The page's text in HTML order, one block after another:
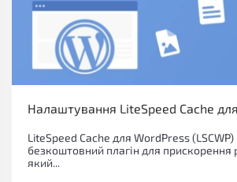
Налаштування LiteSpeed Cache
LiteSpeed Cache для WordPress (LSCWP)
безкоштовний плагін для прискорення
який...